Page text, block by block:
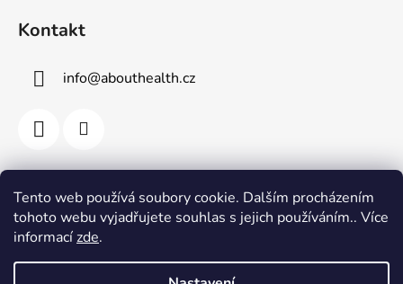
Tento web používá soubory cookie. Dalším procházením
tohoto webu vyjadřujete souhlas s jejich používáním.. Více
informacízde.
Kontakt
info@abouthealth.cz
Přijímáme online platby